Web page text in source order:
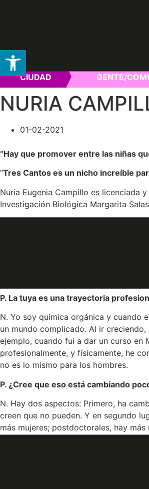
contenido
CIUDAD GENTE/
NURIA
01-02-2021
“Hay que promover entre las niñas
“Tres Cantos es un nicho increíble
Nuria Eugenia Campillo es licenciada
Investigación Biológica Margarita
P. La tuya es una trayectoria
N. Yo soy química orgánica y cuando
un mundo complicado. Al ir
ejemplo, cuando fui a dar un curso en
profesionalmente, y físicamente, he
no es lo mismo para los hombres.
P. ¿Cree que eso está cambiando
N. Hay dos aspectos: Primero, ha
creen que no pueden. Y en segundo
más mujeres; postdoctorales, hay
Abrir barra de herramientas